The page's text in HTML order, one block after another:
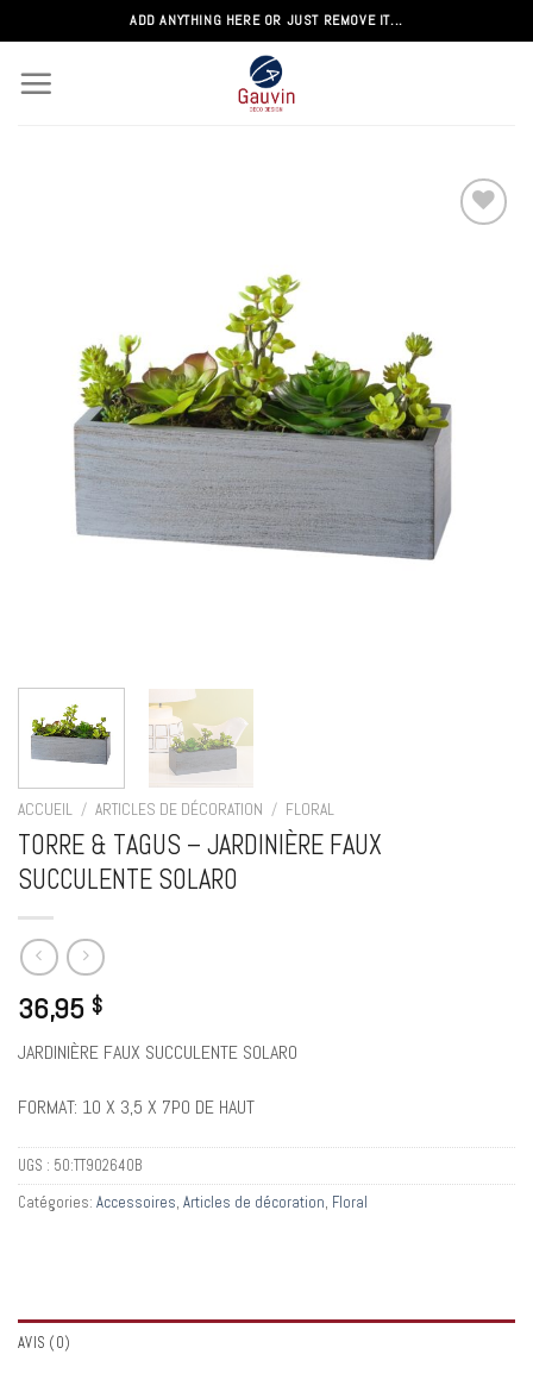
au
contenu
ADD ANYTHING HERE OR JUST REMOVE IT...
ACCUEIL / ARTICLES DE DÉCORATION / FLORAL
TORRE & TAGUS – JARDINIÈRE FAUX
SUCCULENTE SOLARO
36,95 $
JARDINIÈRE FAUX SUCCULENTE SOLARO
FORMAT: 10 X 3,5 X 7PO DE HAUT
UGS : 50:TT902640B
Catégories: Accessoires, Articles de décoration, Floral
AVIS (0)